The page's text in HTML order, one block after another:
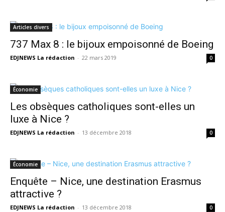
Articles divers
737 Max 8 : le bijoux empoisonné de Boeing
EDJNEWS La rédaction - 22 mars 2019 0
Économie
Les obsèques catholiques sont-elles un
luxe à Nice ?
EDJNEWS La rédaction - 13 décembre 2018 0
Économie
Enquête – Nice, une destination Erasmus
attractive ?
EDJNEWS La rédaction - 13 décembre 2018 0